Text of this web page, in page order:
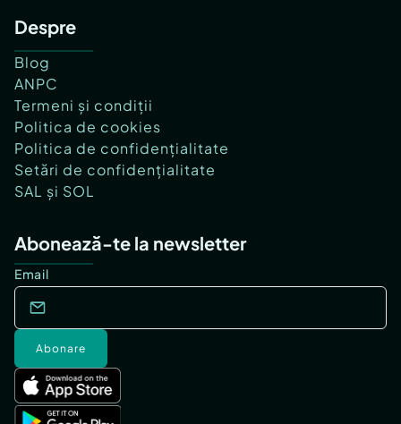
Despre
Blog
ANPC
Termeni și condiții
Politica de cookies
Politica de confidențialitate
Setări de confidențialitate
SAL și SOL
Abonează-te la newsletter
Email
Abonare